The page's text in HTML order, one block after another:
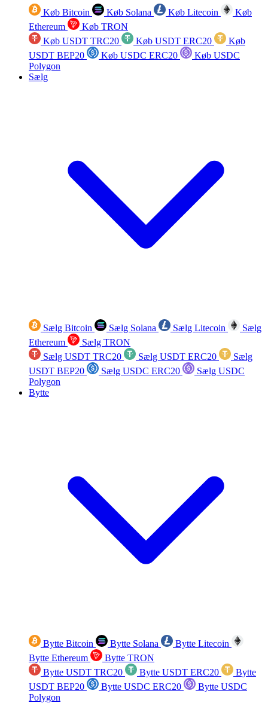
Køb Bitcoin Køb Solana Køb Litecoin
Køb
Ethereum
Køb TRON
Køb USDT TRC20
Køb USDT ERC20
Køb
USDT BEP20
Køb USDC ERC20
Køb USDC
Polygon
Sælg
Sælg Bitcoin Sælg Solana Sælg Litecoin
Sælg
Ethereum
Sælg TRON
Sælg USDT TRC20
Sælg USDT ERC20
Sælg
USDT BEP20
Sælg USDC ERC20
Sælg USDC
Polygon
Bytte
Bytte Bitcoin Bytte Solana
Bytte Litecoin
Bytte Ethereum
Bytte TRON
Bytte USDT TRC20
Bytte USDT ERC20
Bytte
USDT BEP20
Bytte USDC ERC20
Bytte USDC
Polygon